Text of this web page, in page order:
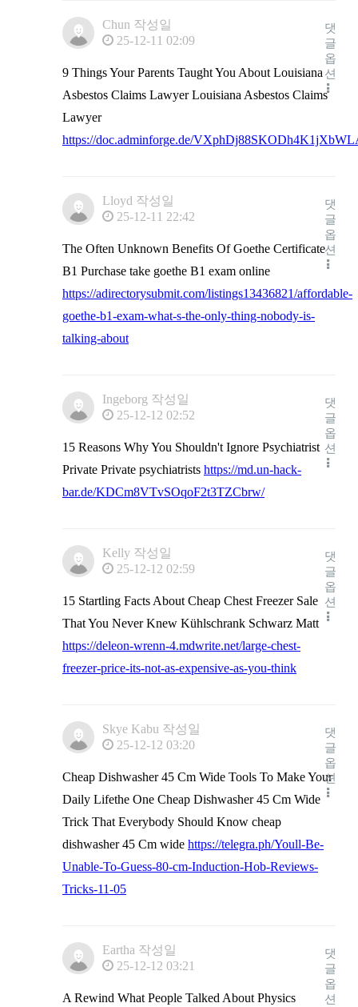
Chun 작성일
25-12-11 02:09
9 Things Your Parents Taught You About Louisiana
Asbestos Claims Lawyer Louisiana Asbestos Claims
Lawyer
https://doc.adminforge.de/
댓
글
옵
션
Lloyd 작성일
25-12-11 22:42
The Often Unknown Benefits Of Goethe Certificate
B1 Purchase take goethe B1 exam online
https://adirectorysubmit.com/listings13436821/affordable-
goethe-b1-exam-what-s-the-only-thing-nobody-is-
talking-about
댓
글
옵
션
Ingeborg 작성일
25-12-12 02:52
15 Reasons Why You Shouldn't Ignore Psychiatrist
Private Private psychiatrists https://md.un-hack-
bar.de/KDCm8VTvSOqoF2t3TZCbrw/
댓
글
옵
션
Kelly 작성일
25-12-12 02:59
15 Startling Facts About Cheap Chest Freezer Sale
That You Never Knew Kühlschrank Schwarz Matt
https://deleon-wrenn-4.mdwrite.net/large-chest-
freezer-price-its-not-as-expensive-as-you-think
댓
글
옵
션
Skye Kabu 작성일
25-12-12 03:20
Cheap Dishwasher 45 Cm Wide Tools To Make Your
Daily Lifethe One Cheap Dishwasher 45 Cm Wide
Trick That Everybody Should Know cheap
dishwasher 45 Cm wide https://telegra.ph/Youll-Be-
Unable-To-Guess-80-cm-Induction-Hob-Reviews-
Tricks-11-05
댓
글
옵
션
Eartha 작성일
25-12-12 03:21
A Rewind What People Talked About Physics
댓
글
옵
션